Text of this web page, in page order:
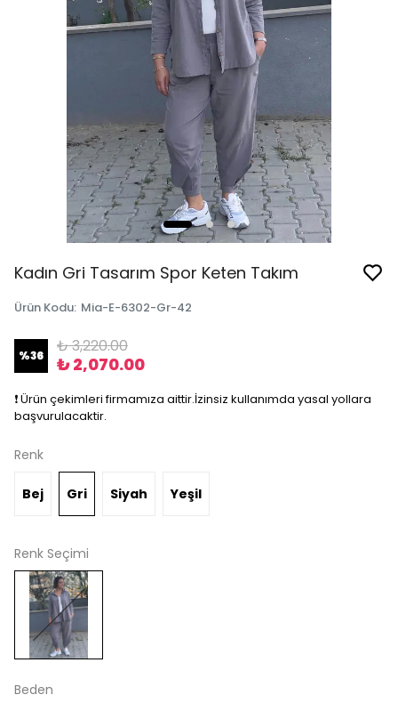
Kadın Gri Tasarım Spor Keten Takım
Ürün Kodu: Mia-E-6302-Gr-42
%36 ₺ 3,220.00
₺ 2,070.00
❗️ Ürün çekimleri firmamıza aittir.İzinsiz kullanımda yasal yollara
başvurulacaktir.
Renk
Bej Gri Siyah Yeşil
Renk Seçimi
Beden